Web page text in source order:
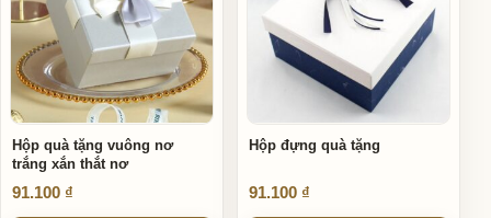
Hộp quà tặng vuông nơ
trắng xắn thắt nơ
91.100 ₫
Hộp đựng quà tặng
91.100 ₫